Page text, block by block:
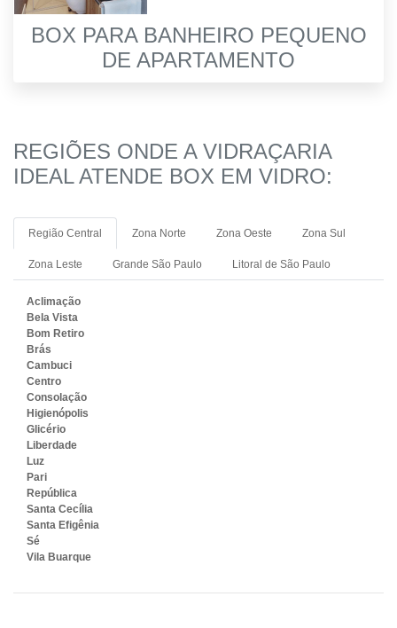
BOX PARA BANHEIRO PEQUENO
DE APARTAMENTO
REGIÕES ONDE A VIDRAÇARIA
IDEAL ATENDE BOX EM VIDRO:
Região Central Zona Norte Zona Oeste Zona Sul
Zona Leste Grande São Paulo Litoral de São Paulo
Aclimação
Bela Vista
Bom Retiro
Brás
Cambuci
Centro
Consolação
Higienópolis
Glicério
Liberdade
Luz
Pari
República
Santa Cecília
Santa Efigênia
Sé
Vila Buarque